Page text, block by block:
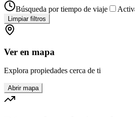
Búsqueda por tiempo de viaje
Limpiar filtros
Ver en mapa
Explora propiedades cerca de ti
Abrir mapa